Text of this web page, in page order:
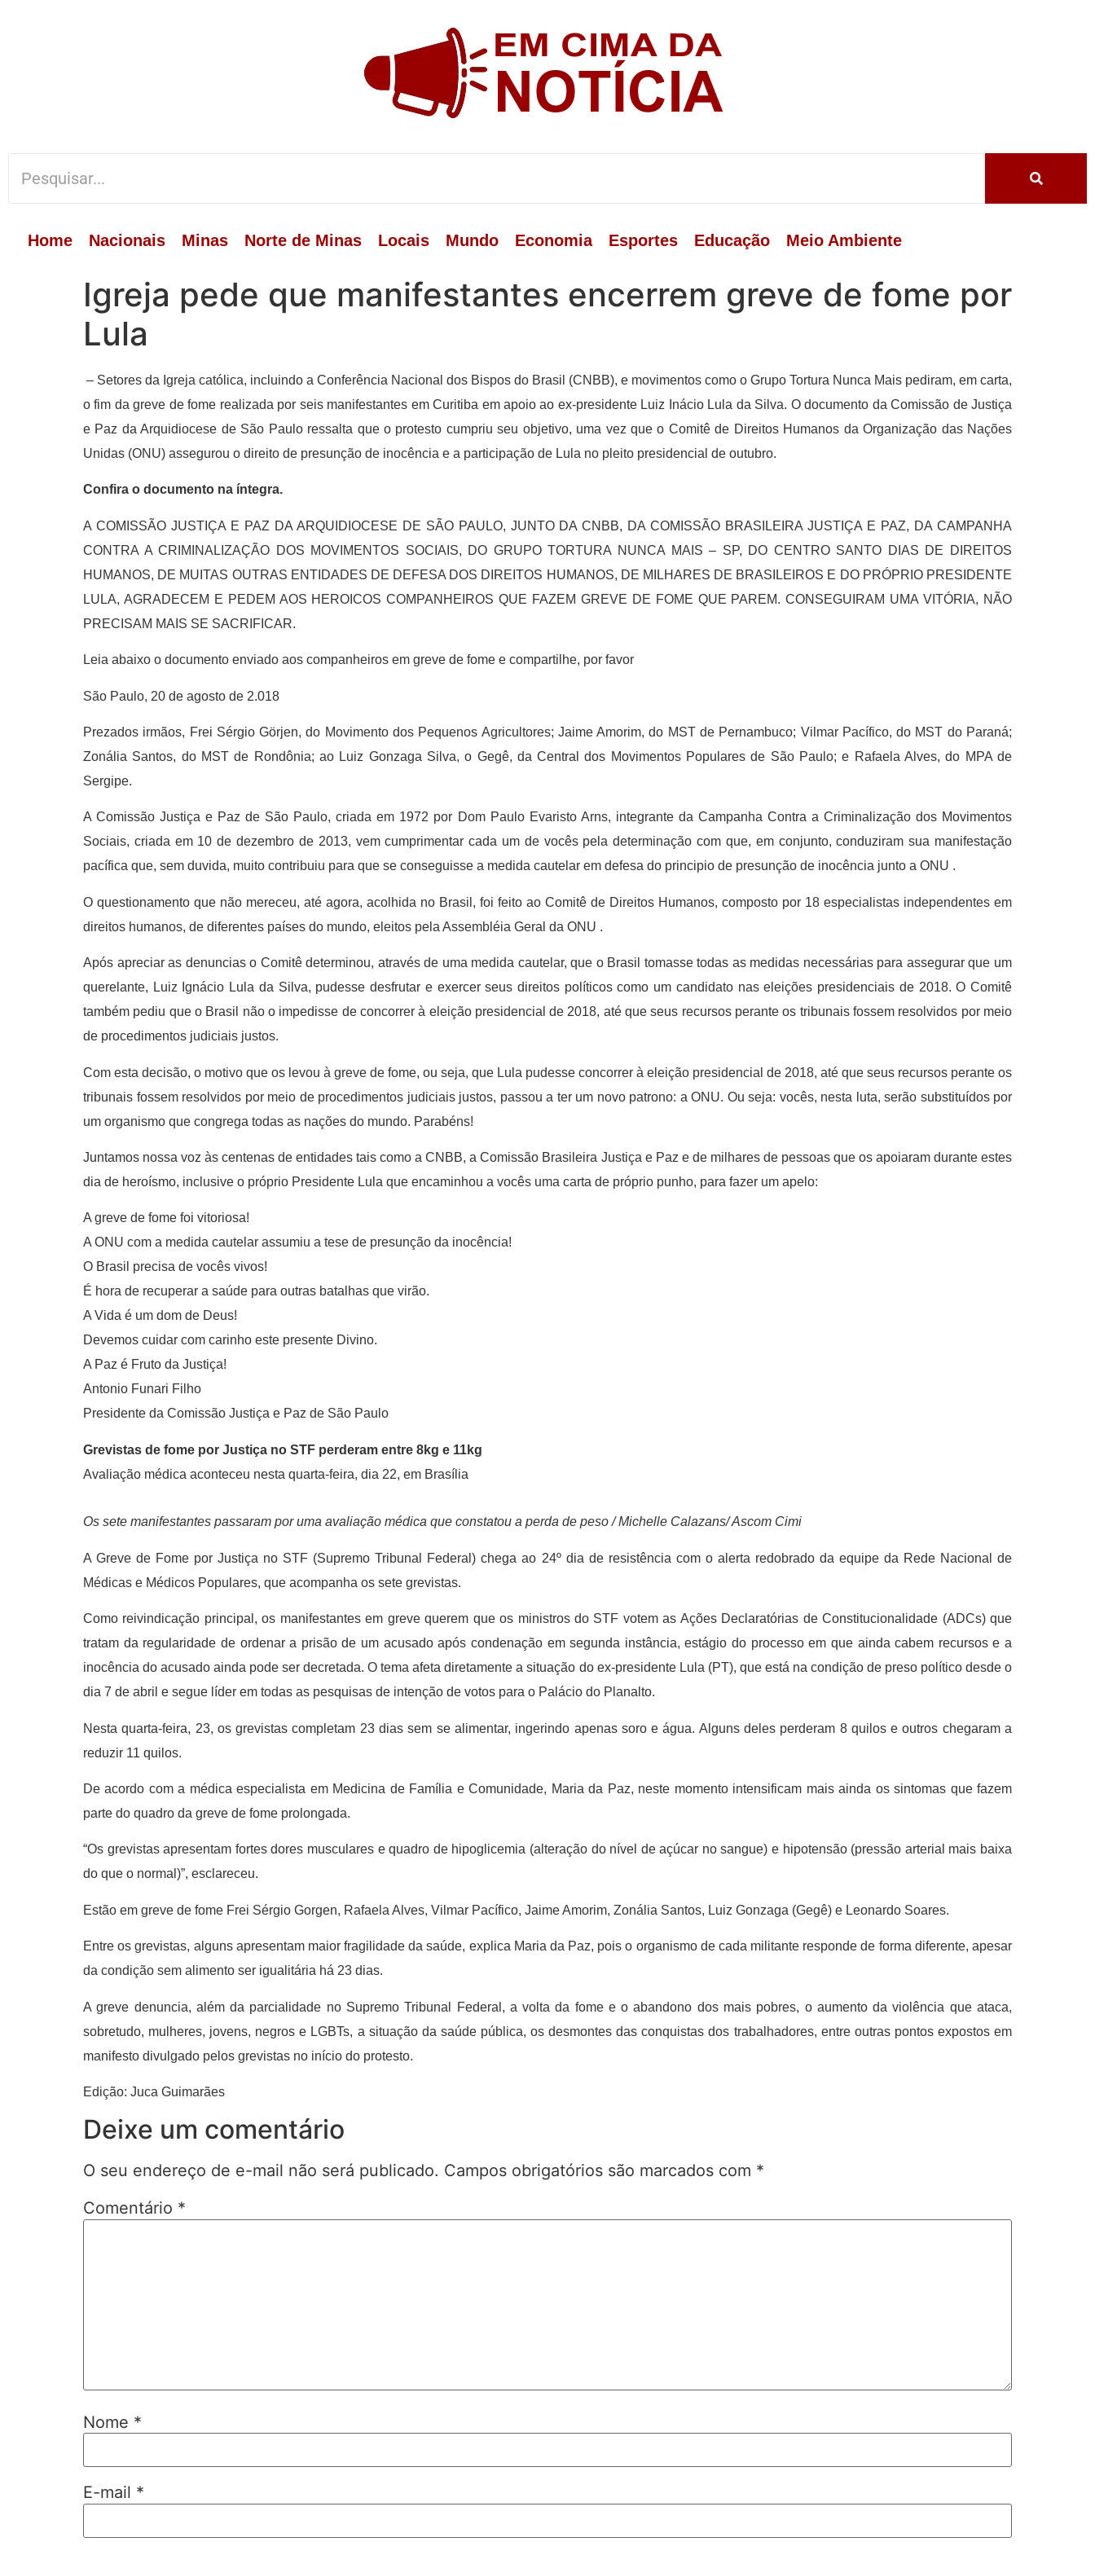
Home Nacionais Minas Norte de Minas Locais Mundo Economia Esportes Educação Meio Ambiente
Igreja pede que manifestantes encerrem greve de fome por
Lula
– Setores da Igreja católica, incluindo a Conferência Nacional dos Bispos do Brasil (CNBB), e movimentos como o Grupo Tortura Nunca Mais pediram, em carta,
o fim da greve de fome realizada por seis manifestantes em Curitiba em apoio ao ex-presidente Luiz Inácio Lula da Silva. O documento da Comissão de Justiça
e Paz da Arquidiocese de São Paulo ressalta que o protesto cumpriu seu objetivo, uma vez que o Comitê de Direitos Humanos da Organização das Nações
Unidas (ONU) assegurou o direito de presunção de inocência e a participação de Lula no pleito presidencial de outubro.
Confira o documento na íntegra.
A COMISSÃO JUSTIÇA E PAZ DA ARQUIDIOCESE DE SÃO PAULO, JUNTO DA CNBB, DA COMISSÃO BRASILEIRA JUSTIÇA E PAZ, DA CAMPANHA
CONTRA A CRIMINALIZAÇÃO DOS MOVIMENTOS SOCIAIS, DO GRUPO TORTURA NUNCA MAIS – SP, DO CENTRO SANTO DIAS DE DIREITOS
HUMANOS, DE MUITAS OUTRAS ENTIDADES DE DEFESA DOS DIREITOS HUMANOS, DE MILHARES DE BRASILEIROS E DO PRÓPRIO PRESIDENTE
LULA, AGRADECEM E PEDEM AOS HEROICOS COMPANHEIROS QUE FAZEM GREVE DE FOME QUE PAREM. CONSEGUIRAM UMA VITÓRIA, NÃO
PRECISAM MAIS SE SACRIFICAR.
Leia abaixo o documento enviado aos companheiros em greve de fome e compartilhe, por favor
São Paulo, 20 de agosto de 2.018
Prezados irmãos, Frei Sérgio Görjen, do Movimento dos Pequenos Agricultores; Jaime Amorim, do MST de Pernambuco; Vilmar Pacífico, do MST do Paraná;
Zonália Santos, do MST de Rondônia; ao Luiz Gonzaga Silva, o Gegê, da Central dos Movimentos Populares de São Paulo; e Rafaela Alves, do MPA de
Sergipe.
A Comissão Justiça e Paz de São Paulo, criada em 1972 por Dom Paulo Evaristo Arns, integrante da Campanha Contra a Criminalização dos Movimentos
Sociais, criada em 10 de dezembro de 2013, vem cumprimentar cada um de vocês pela determinação com que, em conjunto, conduziram sua manifestação
pacífica que, sem duvida, muito contribuiu para que se conseguisse a medida cautelar em defesa do principio de presunção de inocência junto a ONU .
O questionamento que não mereceu, até agora, acolhida no Brasil, foi feito ao Comitê de Direitos Humanos, composto por 18 especialistas independentes em
direitos humanos, de diferentes países do mundo, eleitos pela Assembléia Geral da ONU .
Após apreciar as denuncias o Comitê determinou, através de uma medida cautelar, que o Brasil tomasse todas as medidas necessárias para assegurar que um
querelante, Luiz Ignácio Lula da Silva, pudesse desfrutar e exercer seus direitos políticos como um candidato nas eleições presidenciais de 2018. O Comitê
também pediu que o Brasil não o impedisse de concorrer à eleição presidencial de 2018, até que seus recursos perante os tribunais fossem resolvidos por meio
de procedimentos judiciais justos.
Com esta decisão, o motivo que os levou à greve de fome, ou seja, que Lula pudesse concorrer à eleição presidencial de 2018, até que seus recursos perante os
tribunais fossem resolvidos por meio de procedimentos judiciais justos, passou a ter um novo patrono: a ONU. Ou seja: vocês, nesta luta, serão substituídos por
um organismo que congrega todas as nações do mundo. Parabéns!
Juntamos nossa voz às centenas de entidades tais como a CNBB, a Comissão Brasileira Justiça e Paz e de milhares de pessoas que os apoiaram durante estes
dia de heroísmo, inclusive o próprio Presidente Lula que encaminhou a vocês uma carta de próprio punho, para fazer um apelo:
A greve de fome foi vitoriosa!
A ONU com a medida cautelar assumiu a tese de presunção da inocência!
O Brasil precisa de vocês vivos!
É hora de recuperar a saúde para outras batalhas que virão.
A Vida é um dom de Deus!
Devemos cuidar com carinho este presente Divino.
A Paz é Fruto da Justiça!
Antonio Funari Filho
Presidente da Comissão Justiça e Paz de São Paulo
Grevistas de fome por Justiça no STF perderam entre 8kg e 11kg
Avaliação médica aconteceu nesta quarta-feira, dia 22, em Brasília
Os sete manifestantes passaram por uma avaliação médica que constatou a perda de peso / Michelle Calazans/ Ascom Cimi
A Greve de Fome por Justiça no STF (Supremo Tribunal Federal) chega ao 24º dia de resistência com o alerta redobrado da equipe da Rede Nacional de
Médicas e Médicos Populares, que acompanha os sete grevistas.
Como reivindicação principal, os manifestantes em greve querem que os ministros do STF votem as Ações Declaratórias de Constitucionalidade (ADCs) que
tratam da regularidade de ordenar a prisão de um acusado após condenação em segunda instância, estágio do processo em que ainda cabem recursos e a
inocência do acusado ainda pode ser decretada. O tema afeta diretamente a situação do ex-presidente Lula (PT), que está na condição de preso político desde o
dia 7 de abril e segue líder em todas as pesquisas de intenção de votos para o Palácio do Planalto.
Nesta quarta-feira, 23, os grevistas completam 23 dias sem se alimentar, ingerindo apenas soro e água. Alguns deles perderam 8 quilos e outros chegaram a
reduzir 11 quilos.
De acordo com a médica especialista em Medicina de Família e Comunidade, Maria da Paz, neste momento intensificam mais ainda os sintomas que fazem
parte do quadro da greve de fome prolongada.
“Os grevistas apresentam fortes dores musculares e quadro de hipoglicemia (alteração do nível de açúcar no sangue) e hipotensão (pressão arterial mais baixa
do que o normal)”, esclareceu.
Estão em greve de fome Frei Sérgio Gorgen, Rafaela Alves, Vilmar Pacífico, Jaime Amorim, Zonália Santos, Luiz Gonzaga (Gegê) e Leonardo Soares.
Entre os grevistas, alguns apresentam maior fragilidade da saúde, explica Maria da Paz, pois o organismo de cada militante responde de forma diferente, apesar
da condição sem alimento ser igualitária há 23 dias.
A greve denuncia, além da parcialidade no Supremo Tribunal Federal, a volta da fome e o abandono dos mais pobres, o aumento da violência que ataca,
sobretudo, mulheres, jovens, negros e LGBTs, a situação da saúde pública, os desmontes das conquistas dos trabalhadores, entre outras pontos expostos em
manifesto divulgado pelos grevistas no início do protesto.
Edição: Juca Guimarães
Deixe um comentário
O seu endereço de e-mail não será publicado. Campos obrigatórios são marcados com *
Comentário *
Nome *
E-mail *